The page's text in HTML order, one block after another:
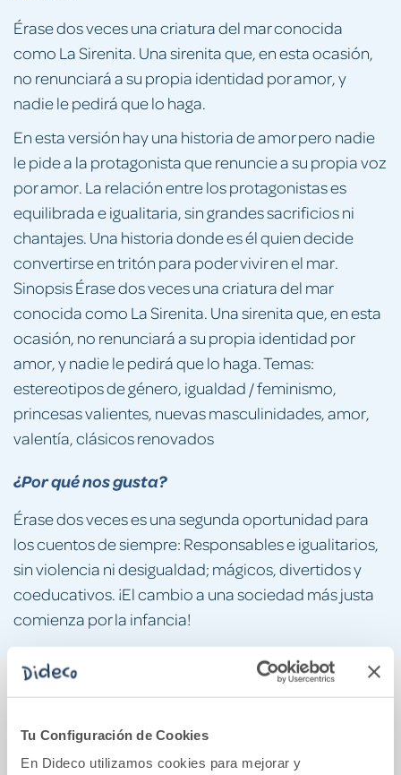
Tu Configuración de Cookies
En Dideco utilizamos cookies para mejorar y
Érase dos veces una criatura del mar conocida
como La Sirenita. Una sirenita que, en esta ocasión,
no renunciará a su propia identidad por amor, y
nadie le pedirá que lo haga.
En esta versión hay una historia de amor pero nadie
le pide a la protagonista que renuncie a su propia voz
por amor. La relación entre los protagonistas es
equilibrada e igualitaria, sin grandes sacrificios ni
chantajes. Una historia donde es él quien decide
convertirse en tritón para poder vivir en el mar.
Sinopsis Érase dos veces una criatura del mar
conocida como La Sirenita. Una sirenita que, en esta
ocasión, no renunciará a su propia identidad por
amor, y nadie le pedirá que lo haga. Temas:
estereotipos de género, igualdad / feminismo,
princesas valientes, nuevas masculinidades, amor,
valentía, clásicos renovados
¿Por qué nos gusta?
Érase dos veces es una segunda oportunidad para
los cuentos de siempre: Responsables e igualitarios,
sin violencia ni desigualdad; mágicos, divertidos y
coeducativos. ¡El cambio a una sociedad más justa
comienza por la infancia!
También podría gustarte...